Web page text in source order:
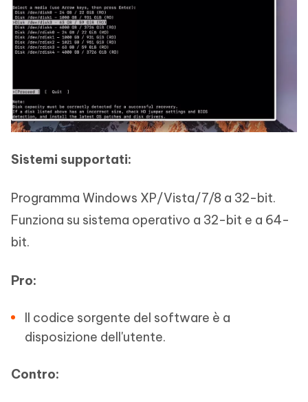
Sistemi supportati:
Programma Windows XP/Vista/7/8 a 32-bit.
Funziona su sistema operativo a 32-bit e a 64-
bit.
Pro:
Il codice sorgente del software è a
disposizione dell'utente.
Contro: